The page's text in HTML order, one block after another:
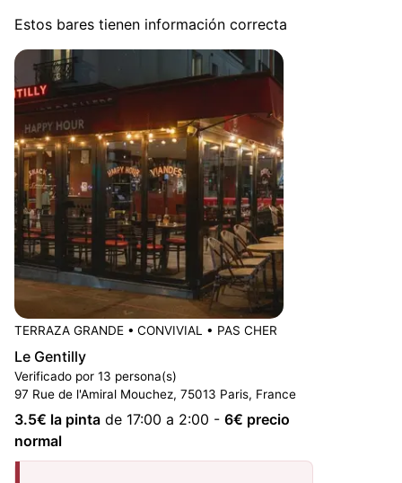
Estos bares tienen información correcta
TERRAZA GRANDE • CONVIVIAL • PAS CHER
Le Gentilly
Verificado por 13 persona(s)
97 Rue de l'Amiral Mouchez, 75013 Paris, France
3.5€ la pinta de 17:00 a 2:00 - 6€ precio
normal